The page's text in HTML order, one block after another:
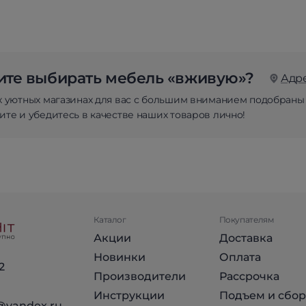
выбирать мебель «вживую»?
уютных магазинах для вас с большим вниманием
и убедитесь в качестве наших товаров лично!
Каталог
Акции
Новинки
Производители
Инструкции
Покупателям
Доставка
Оплата
Рассрочка
Подъем и